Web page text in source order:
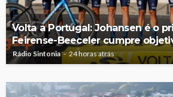
Volta a Portugal: Johansen é o
Feirense-Beeceler cumpre
Rádio Sintonia 24 horas atrás